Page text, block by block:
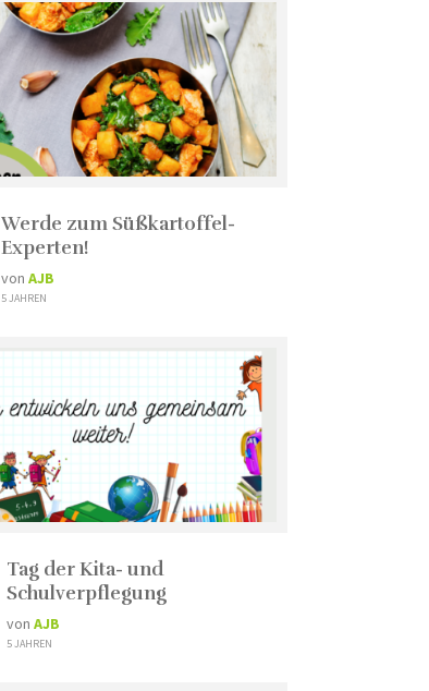
Werde zum Süßkartoffel-
Experten!
von AJB
5 JAHREN
Tag der Kita- und
Schulverpflegung
von AJB
5 JAHREN